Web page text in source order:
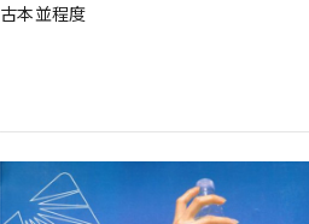
古本並程度